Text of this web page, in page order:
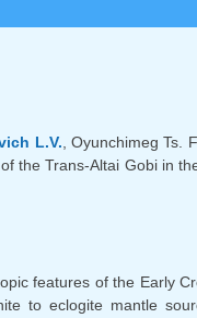
L.V., Oyunchimeg Ts.
the Trans-Altai Gobi in
ссылка)
features of the Early
to eclogite mantle